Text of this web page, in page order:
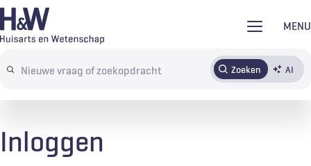
Overslaan
en
de
MENU
Search
terms
Zoeken AI
AbonnerenTijdschrift Inloggen
Inloggen